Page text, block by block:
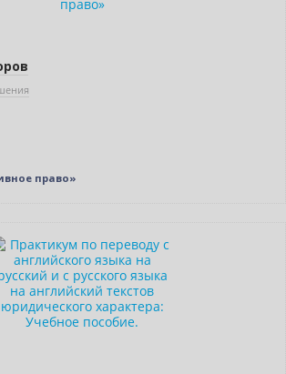
право»